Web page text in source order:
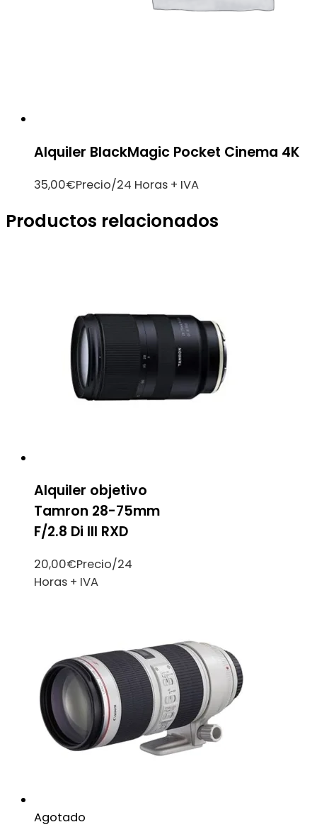
Alquiler BlackMagic Pocket Cinema 4K
35,00€Precio/24 Horas + IVA
Productos relacionados
Alquiler objetivo
Tamron 28-75mm
F/2.8 Di III RXD
20,00€Precio/24
Horas + IVA
Agotado